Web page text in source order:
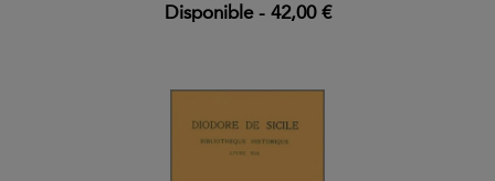
Disponible- 42,00 €